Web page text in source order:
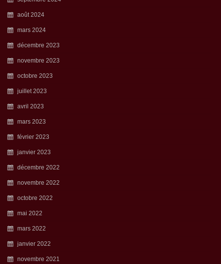
août 2024
mars 2024
décembre 2023
novembre 2023
octobre 2023
juillet 2023
avril 2023
mars 2023
février 2023
janvier 2023
décembre 2022
novembre 2022
octobre 2022
mai 2022
mars 2022
janvier 2022
novembre 2021